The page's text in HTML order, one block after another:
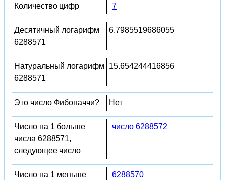
Количество цифр 7
Десятичный логарифм
6288571
6.7985519686055
Натуральный логарифм
6288571
15.654244416856
Это число Фибоначчи? Нет
Число на 1 больше
числа 6288571,
следующее число
число 6288572
Число на 1 меньше
6288570